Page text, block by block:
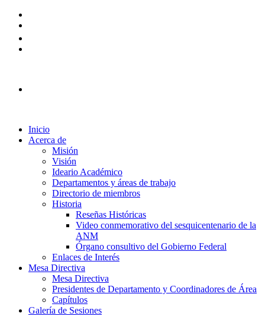
Inicio
Acerca de
Misión
Visión
Ideario Académico
Departamentos y áreas de trabajo
Directorio de miembros
Historia
Reseñas Históricas
Video conmemorativo del sesquicentenario de la
ANM
Órgano consultivo del Gobierno Federal
Enlaces de Interés
Mesa Directiva
Mesa Directiva
Presidentes de Departamento y Coordinadores de Área
Capítulos
Galería de Sesiones